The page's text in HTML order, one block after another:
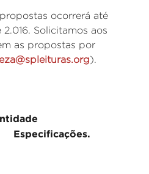
ocorrerá até
Solicitamos aos
as propostas por
).